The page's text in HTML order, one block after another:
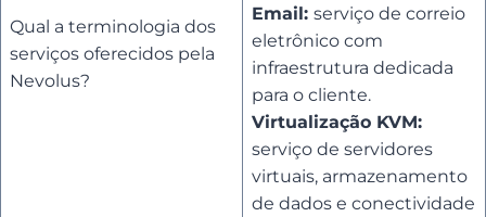
Qual a terminologia dos
serviços oferecidos pela
Nevolus?
Email: serviço de correio
eletrônico com
infraestrutura dedicada
para o cliente.
Virtualização KVM:
serviço de servidores
virtuais, armazenamento
de dados e conectividade